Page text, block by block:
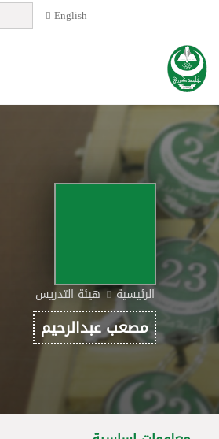
English
الرئيسية هيئة التدريس
مصعب عبدالرحيم